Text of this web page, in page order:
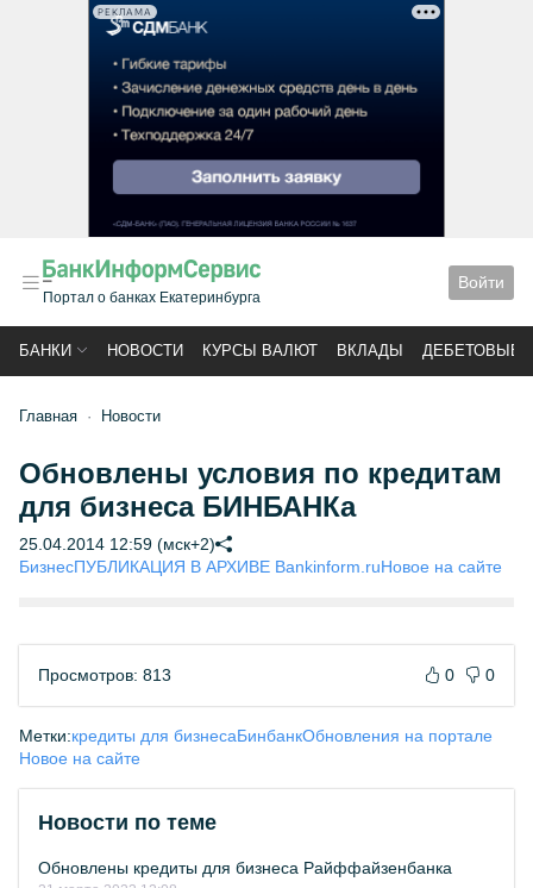
РЕКЛАМА
Портал о банках Екатеринбурга
Войти
БАНКИ НОВОСТИ КУРСЫ ВАЛЮТ ВКЛАДЫ ДЕБЕТОВЫЕ
Главная Новости
Обновлены условия по кредитам
для бизнеса БИНБАНКа
25.04.2014 12:59 (мск+2)
БизнесПУБЛИКАЦИЯ В АРХИВЕ Bankinform.ruНовое на сайте
Просмотров: 813 0 0
Метки:кредиты для бизнесаБинбанкОбновления на портале
Новое на сайте
Новости по теме
Обновлены кредиты для бизнеса Райффайзенбанка